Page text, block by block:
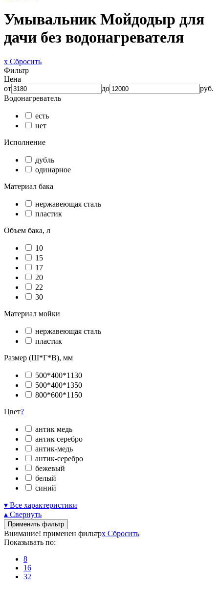
Умывальник Мойдодыр для
дачи без водонагревателя
x Сбросить
Фильтр
Цена
от
до
руб.
Водонагреватель
есть
нет
Исполнение
дубль
одинарное
Материал бака
нержавеющая сталь
пластик
Объем бака, л
10
15
17
20
22
30
Материал мойки
нержавеющая сталь
пластик
Размер (Ш*Г*В), мм
500*400*1130
500*400*1350
800*600*1150
Цвет?
антик медь
антик серебро
антик-медь
антик-серебро
бежевый
белый
синий
▾ Все характеристики
▴ Свернуть
Применить фильтр
Внимание! применен фильтрx Сбросить
Показывать по:
8
16
32